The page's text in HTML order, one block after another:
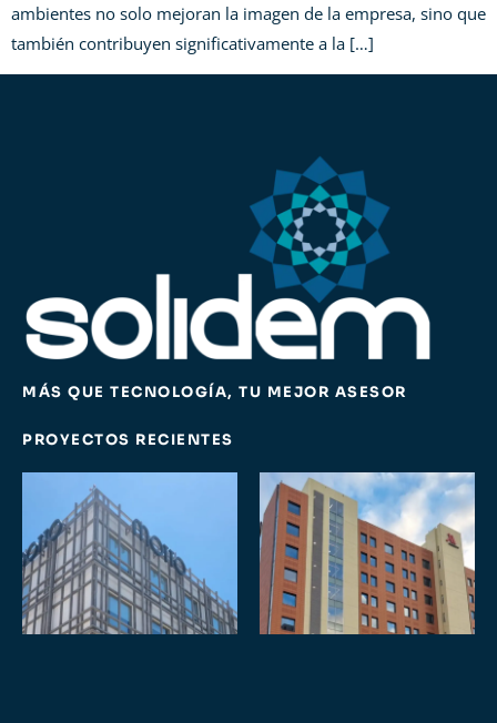
ambientes no solo mejoran la imagen de la empresa, sino que
también contribuyen significativamente a la […]
MÁS QUE TECNOLOGÍA, TU MEJOR ASESOR
PROYECTOS RECIENTES